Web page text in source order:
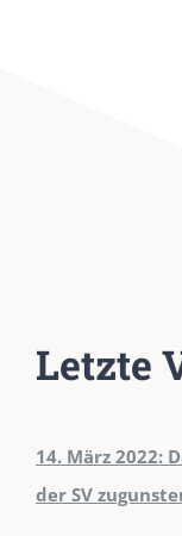
Letzte
14. März 2022:
der SV